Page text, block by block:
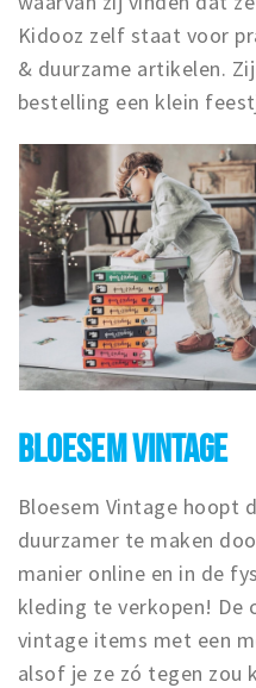
Kidooz zelf staat voor
& duurzame artikelen.
bestelling een klein
BLOESEM VINTAGE
Bloesem Vintage hoopt
duurzamer te maken
manier online en in de
kleding te verkopen! De
vintage items met een
alsof je ze zó tegen zou